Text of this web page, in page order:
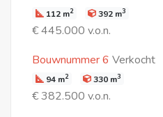
112 m2 392 m3
€ 445.000 v.o.n.
Bouwnummer 6 Verkocht
94 m2 330 m3
€ 382.500 v.o.n.